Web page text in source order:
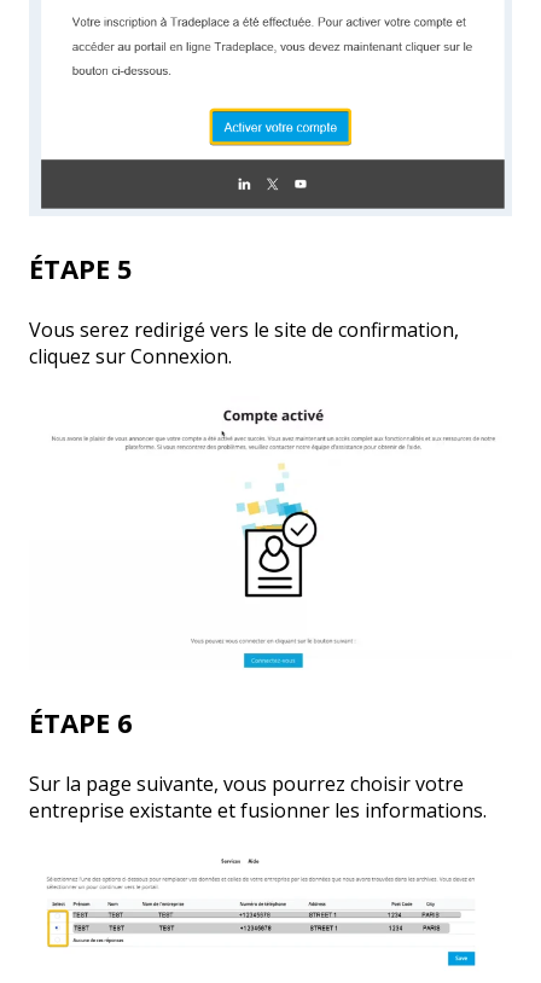
ÉTAPE 5
Vous serez redirigé vers le site de confirmation,
cliquez sur Connexion.
ÉTAPE 6
Sur la page suivante, vous pourrez choisir votre
entreprise existante et fusionner les informations.